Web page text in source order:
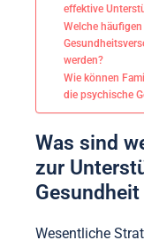
effektive
Welche
werden?
Wie können
die psychische
Was sind
zur
Wesentliche